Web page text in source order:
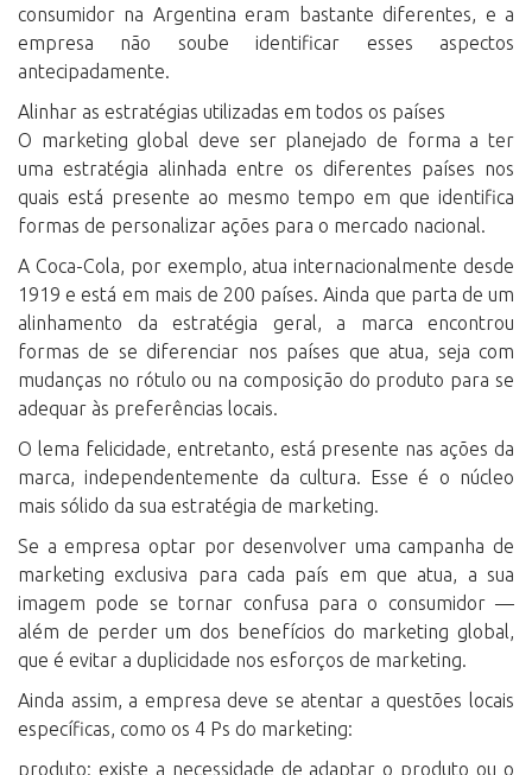
consumidor na Argentina eram bastante diferentes, e a
empresa não soube identificar esses aspectos
antecipadamente.
Alinhar as estratégias utilizadas em todos os países
O marketing global deve ser planejado de forma a ter
uma estratégia alinhada entre os diferentes países nos
quais está presente ao mesmo tempo em que identifica
formas de personalizar ações para o mercado nacional.
A Coca-Cola, por exemplo, atua internacionalmente desde
1919 e está em mais de 200 países. Ainda que parta de um
alinhamento da estratégia geral, a marca encontrou
formas de se diferenciar nos países que atua, seja com
mudanças no rótulo ou na composição do produto para se
adequar às preferências locais.
O lema felicidade, entretanto, está presente nas ações da
marca, independentemente da cultura. Esse é o núcleo
mais sólido da sua estratégia de marketing.
Se a empresa optar por desenvolver uma campanha de
marketing exclusiva para cada país em que atua, a sua
imagem pode se tornar confusa para o consumidor —
além de perder um dos benefícios do marketing global,
que é evitar a duplicidade nos esforços de marketing.
Ainda assim, a empresa deve se atentar a questões locais
específicas, como os 4 Ps do marketing:
produto: existe a necessidade de adaptar o produto ou o